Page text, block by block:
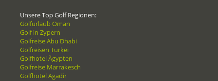
Unsere Top Golf Regionen:
Golfurlaub Oman
Golf in Zypern
Golfreise Abu Dhabi
Golfreisen Türkei
Golfhotel Ägypten
Golfreise Marrakesch
Golfhotel Agadir